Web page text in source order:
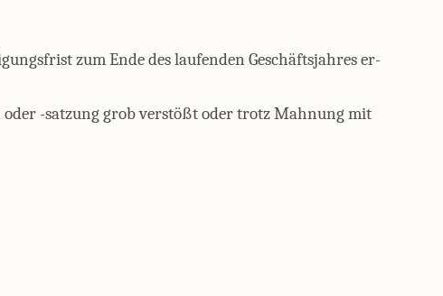
zum Ende des laufenden Geschäftsjahres er-
oder -satzung grob verstößt oder trotz Mahnung mit